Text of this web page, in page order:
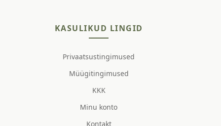
KASULIKUD LINGID
Privaatsustingimused
Müügitingimused
KKK
Minu konto
Kontakt